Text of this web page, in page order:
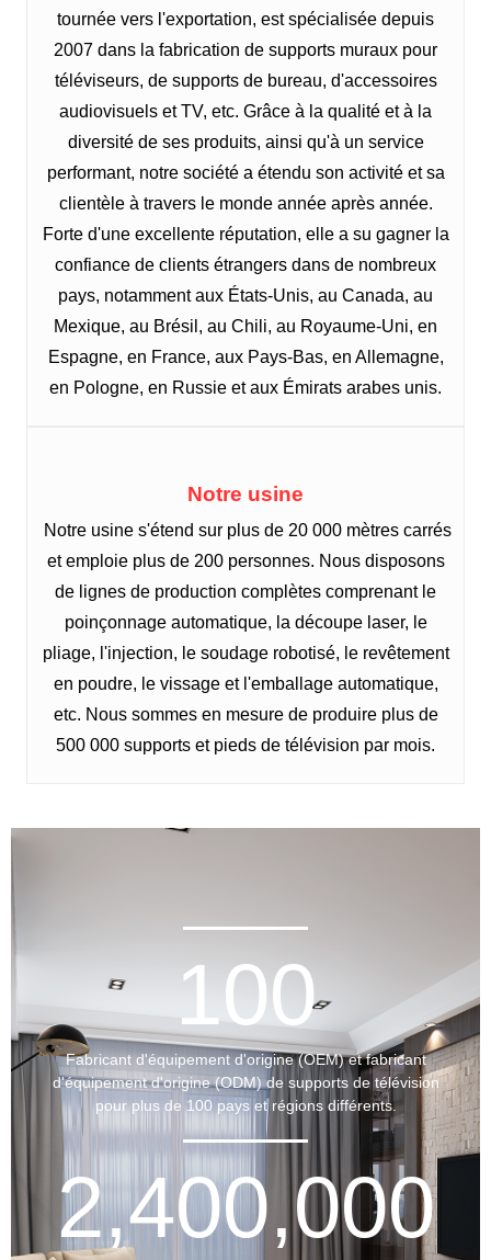
tournée vers l'exportation, est spécialisée depuis
2007 dans la fabrication de supports muraux pour
téléviseurs, de supports de bureau, d'accessoires
audiovisuels et TV, etc. Grâce à la qualité et à la
diversité de ses produits, ainsi qu'à un service
performant, notre société a étendu son activité et sa
clientèle à travers le monde année après année.
Forte d'une excellente réputation, elle a su gagner la
confiance de clients étrangers dans de nombreux
pays, notamment aux États-Unis, au Canada, au
Mexique, au Brésil, au Chili, au Royaume-Uni, en
Espagne, en France, aux Pays-Bas, en Allemagne,
en Pologne, en Russie et aux Émirats arabes unis.
Notre usine
Notre usine s'étend sur plus de 20 000 mètres carrés
et emploie plus de 200 personnes. Nous disposons
de lignes de production complètes comprenant le
poinçonnage automatique, la découpe laser, le
pliage, l'injection, le soudage robotisé, le revêtement
en poudre, le vissage et l'emballage automatique,
etc. Nous sommes en mesure de produire plus de
500 000 supports et pieds de télévision par mois.
100
Fabricant d'équipement d'origine (OEM) et fabricant
d'équipement d'origine (ODM) de supports de télévision
pour plus de 100 pays et régions différents.
2,400,000